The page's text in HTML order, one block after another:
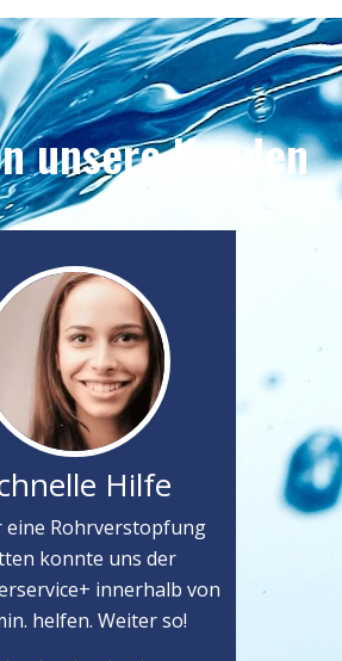
unsere Kunden
Hilfe
eine Rohrverstopfung
konnte uns der
innerhalb von
helfen. Weiter so!